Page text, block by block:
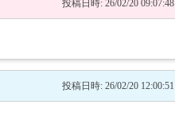
投稿日時: 26/02/20 09:07:48
投稿日時: 26/02/20 12:00:51